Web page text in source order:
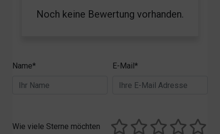
Noch keine Bewertung vorhanden.
Name* E-Mail*
Wie viele Sterne möchten